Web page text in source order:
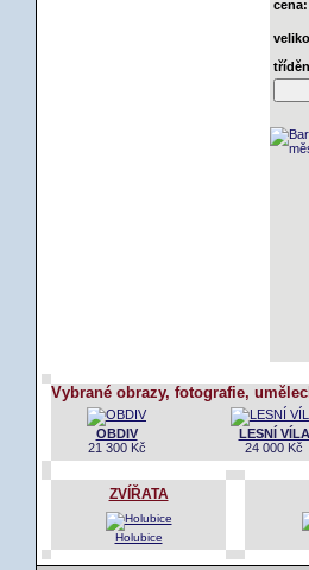
cena:
Vybrané obrazy, fotografie,
OBDIV
21 300 Kč
LESNÍ VÍLA
24 000 Kč
ZVÍŘATA
Holubice